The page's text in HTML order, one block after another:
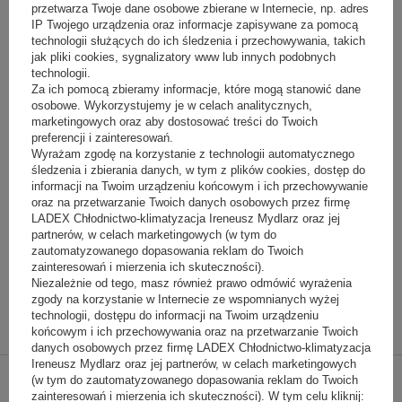
ekologiczny czynnik chłodniczy:
R290
Pliki do pobrania
Film produktowy
Karta katalogowa
Dodatki
Lada witrynowa grzewcza CARMEN
BEMAR 1330
10 254,37 zł(netto) 12 834,00 zł
Przegroda ruchoma do lady chłodniczej
przetwarza Twoje dane osobowe zbierane w Internecie, np. adres
IP Twojego urządzenia oraz informacje zapisywane za pomocą
technologii służących do ich śledzenia i przechowywania, takich
jak pliki cookies, sygnalizatory www lub innych podobnych
technologii.
Za ich pomocą zbieramy informacje, które mogą stanowić dane
osobowe. Wykorzystujemy je w celach analitycznych,
marketingowych oraz aby dostosować treści do Twoich
preferencji i zainteresowań.
Wyrażam zgodę na korzystanie z technologii automatycznego
śledzenia i zbierania danych, w tym z plików cookies, dostęp do
informacji na Twoim urządzeniu końcowym i ich przechowywanie
oraz na przetwarzanie Twoich danych osobowych przez firmę
LADEX Chłodnictwo-klimatyzacja Ireneusz Mydlarz oraz jej
partnerów, w celach marketingowych (w tym do
zautomatyzowanego dopasowania reklam do Twoich
zainteresowań i mierzenia ich skuteczności).
Niezależnie od tego, masz również prawo odmówić wyrażenia
zgody na korzystanie w Internecie ze wspomnianych wyżej
technologii, dostępu do informacji na Twoim urządzeniu
końcowym i ich przechowywania oraz na przetwarzanie Twoich
danych osobowych przez firmę LADEX Chłodnictwo-klimatyzacja
Ireneusz Mydlarz oraz jej partnerów, w celach marketingowych
(w tym do zautomatyzowanego dopasowania reklam do Twoich
zainteresowań i mierzenia ich skuteczności). W tym celu kliknij: